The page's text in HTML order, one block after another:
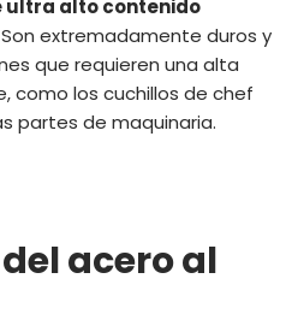
ultra alto contenido
Son extremadamente duros y
que requieren una alta
como los cuchillos de chef
partes de maquinaria.
acero al